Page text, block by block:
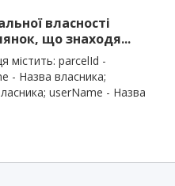
власності
що знаходя...
містить: parcelId -
- Назва власника;
userName - Назва